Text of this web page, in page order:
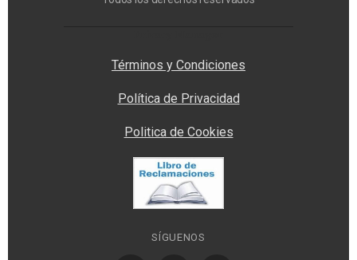
Términos y Condiciones
Política de Privacidad
Politica de Cookies
SÍGUENOS